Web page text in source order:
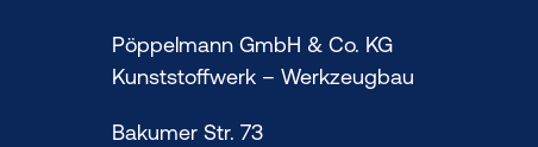
Pöppelmann GmbH & Co. KG
Kunststoffwerk – Werkzeugbau
Bakumer Str. 73